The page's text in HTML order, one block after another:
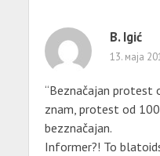
B. Igić
13. маја
“Beznačajan protest
znam, protest od
bezznačajan.
Informer?! To